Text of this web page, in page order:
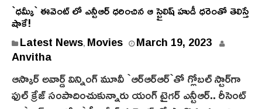
`ధ‌మ్కీ` ఈవెంట్ లో ఎన్టీఆర్ ధ‌రించిన ఆ స్టైలిష్ హుడీ ధ‌రెంతో తెలిస్తే
షాకే!
Latest News, Movies March 19, 2023
Anvitha
ఆస్కార్ అవార్డ్ విన్నింగ్ మూవీ `ఆర్ఆర్ఆర్`తో గ్లోబల్ స్టార్‏గా
ఫుల్ క్రేజ్ సంపాదించుకున్నారు యంగ్ టైగర్ ఎన్టీఆర్.. రీసెంట్